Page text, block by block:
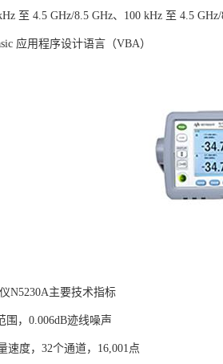
至 4.5 GHz/8.5 GHz、100 kHz 至 4.5
应用程序设计语言（VBA）
N5230A主要技术指标
围，0.006dB迹线噪声
速度，32个通道，16,001点